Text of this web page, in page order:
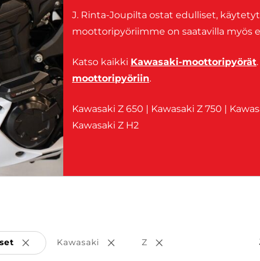
J. Rinta-Joupilta ostat edulliset,
moottoripyöriimme on saatavilla myös
Katso kaikki Kawasaki-moottoripyörät
moottoripyöriin.
Kawasaki Z 650 | Kawasaki Z 750 |
Kawasaki Z H2
Poista valinta
Kawasaki Poista valinta
Z Poista valinta